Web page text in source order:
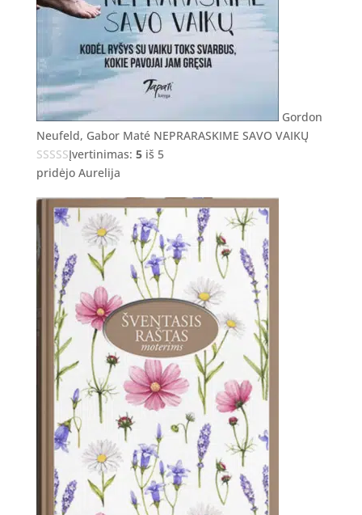
Gordon
Neufeld, Gabor Maté NEPRARASKIME SAVO VAIKŲ
Įvertinimas: 5iš 5
pridėjo Aurelija